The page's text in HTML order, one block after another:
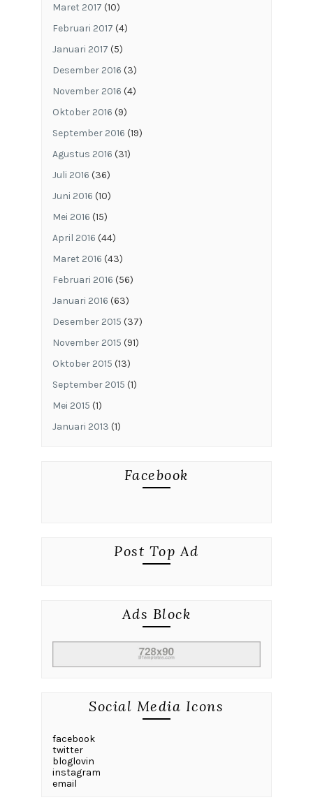
Maret 2017 (10)
Februari 2017 (4)
Januari 2017 (5)
Desember 2016 (3)
November 2016 (4)
Oktober 2016 (9)
September 2016 (19)
Agustus 2016 (31)
Juli 2016 (36)
Juni 2016 (10)
Mei 2016 (15)
April 2016 (44)
Maret 2016 (43)
Februari 2016 (56)
Januari 2016 (63)
Desember 2015 (37)
November 2015 (91)
Oktober 2015 (13)
September 2015 (1)
Mei 2015 (1)
Januari 2013 (1)
Facebook
Post Top Ad
Ads Block
Social Media Icons
facebook
twitter
bloglovin
instagram
email